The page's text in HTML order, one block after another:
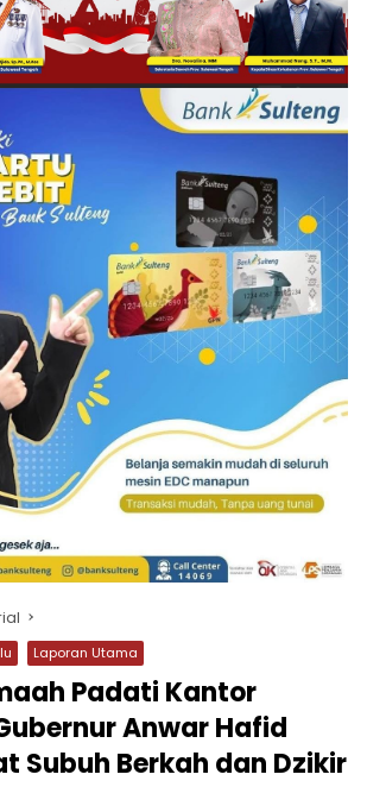
Laporan Utama
Padati Kantor
Anwar Hafid
Subuh Berkah dan Dzikir